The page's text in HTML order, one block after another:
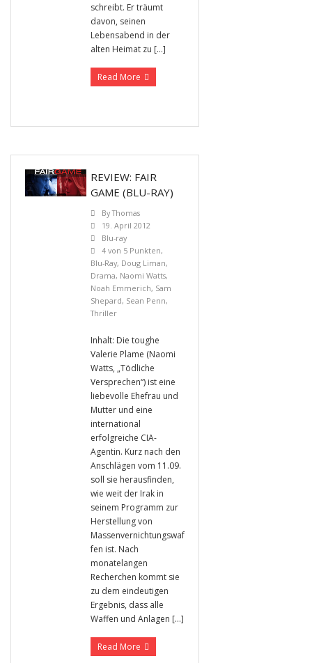
schreibt. Er träumt
davon, seinen
Lebensabend in der
alten Heimat zu […]
Read More
REVIEW: FAIR
GAME (BLU-RAY)
ByThomas
19. April 2012
Blu-ray
4 von 5 Punkten,
Blu-Ray, Doug Liman,
Drama, Naomi Watts,
Noah Emmerich, Sam
Shepard, Sean Penn,
Thriller
Inhalt: Die toughe
Valerie Plame (Naomi
Watts, „Tödliche
Versprechen“) ist eine
liebevolle Ehefrau und
Mutter und eine
international
erfolgreiche CIA-
Agentin. Kurz nach den
Anschlägen vom 11.09.
soll sie herausfinden,
wie weit der Irak in
seinem Programm zur
Herstellung von
Massenvernichtungswaf
fen ist. Nach
monatelangen
Recherchen kommt sie
zu dem eindeutigen
Ergebnis, dass alle
Waffen und Anlagen […]
Read More